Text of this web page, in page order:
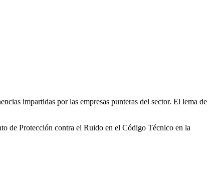
impartidas por las empresas punteras del sector. El lema de
de Protección contra el Ruido en el Código Técnico en la